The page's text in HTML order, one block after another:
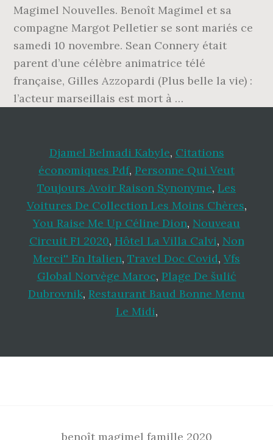
Magimel Nouvelles. Benoît Magimel et sa
compagne Margot Pelletier se sont mariés ce
samedi 10 novembre. Sean Connery était
parent d’une célèbre animatrice télé
française, Gilles Azzopardi (Plus belle la vie) :
l’acteur marseillais est mort à …
Djamel Belmadi Kabyle, Citations
économiques Pdf, Personne Qui Veut
Toujours Avoir Raison Synonyme, Les
Voitures De Collection Les Moins Chères,
You Raise Me Up Céline Dion, Nouveau
Circuit F1 2020, Hôtel La Villa Calvi, Non
Merci'' En Italien, Travel Doc Covid, Vfs
Global Norvège Maroc, Plage De šulić
Dubrovnik, Restaurant Baud Bonne Menu
Le Midi,
benoît magimel famille 2020